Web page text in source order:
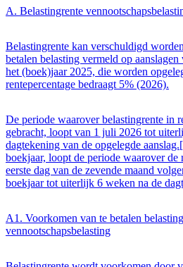
A. Belastingrente
Belastingrente kan verschuldigd
betalen belasting vermeld op
het (boek)jaar 2025, die worden
rentepercentage bedraagt 5% (2026).
De periode waarover belastingrente in
gebracht, loopt van 1 juli 2026 tot
dagtekening van de opgelegde
boekjaar, loopt de periode waarover
eerste dag van de zevende maand
boekjaar tot uiterlijk 6 weken na de
A1. Voorkomen van te betalen
vennootschapsbelasting